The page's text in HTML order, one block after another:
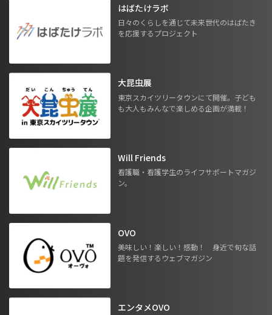
はばたけラボ
日々のくらしを通じて未来世代のはばたき
を応援するプロジェクト
大昆虫展
東京スカイツリータウンにて開催。子ども
も大人もみんなで楽しめる企画が満載！
Will Friends
看護職・看護学生のライフサポートマガジ
ン。
OVO
美味しい！楽しい！感動！ 身近で旬な話
題を発信するウェブマガジン
エンタメOVO